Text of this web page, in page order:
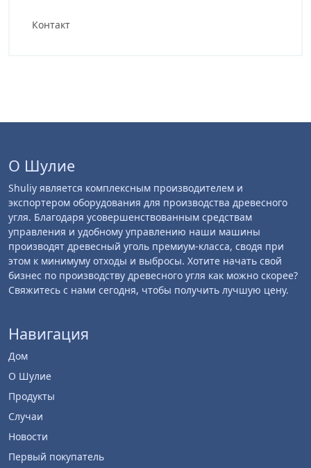
Контакт
О Шулие
Shuliy является комплексным производителем и
экспортером оборудования для производства древесного
угля. Благодаря усовершенствованным средствам
управления и удобному управлению наши машины
производят древесный уголь премиум-класса, сводя при
этом к минимуму отходы и выбросы. Хотите начать свой
бизнес по производству древесного угля как можно скорее?
Свяжитесь с нами сегодня, чтобы получить лучшую цену.
Навигация
Дом
О Шулие
Продукты
Случаи
Новости
Первый покупатель